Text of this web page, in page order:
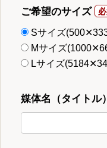
ご希望のサイズ
Sサイズ
Mサイズ
Lサイズ
媒体名（タイトル）